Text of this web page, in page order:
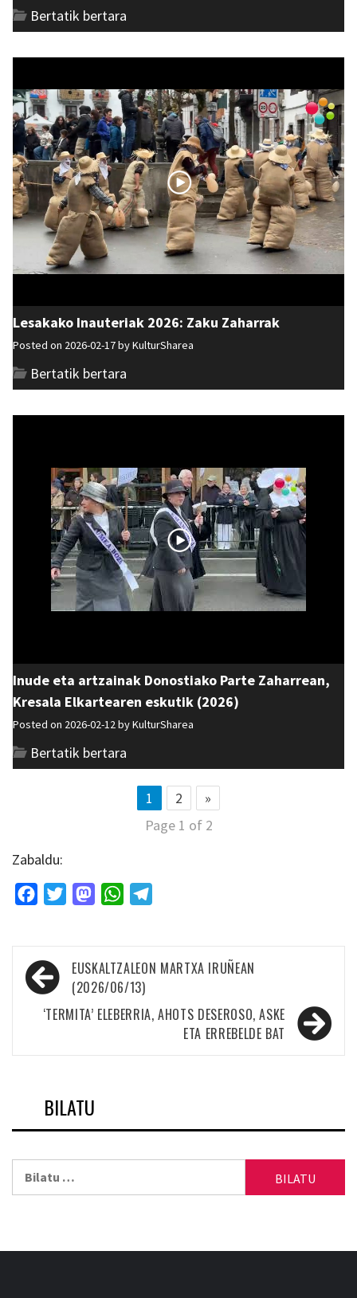
Bertatik bertara
Lesakako Inauteriak 2026: Zaku Zaharrak
Posted on 2026-02-17 byKulturSharea
Bertatik bertara
Inude eta artzainak Donostiako Parte Zaharrean,
Kresala Elkartearen eskutik (2026)
Posted on 2026-02-12 byKulturSharea
Bertatik bertara
1 2
»
Page 1 of 2
Zabaldu:
FacebookTwitterMastodonWhatsApp
Bidalketetan
zehar
nabigatu
EUSKALTZALEON MARTXA IRUÑEAN
(2026/06/13)
‘TERMITA’ ELEBERRIA, AHOTS DESEROSO, ASKE
ETA ERREBELDE BAT
BILATU